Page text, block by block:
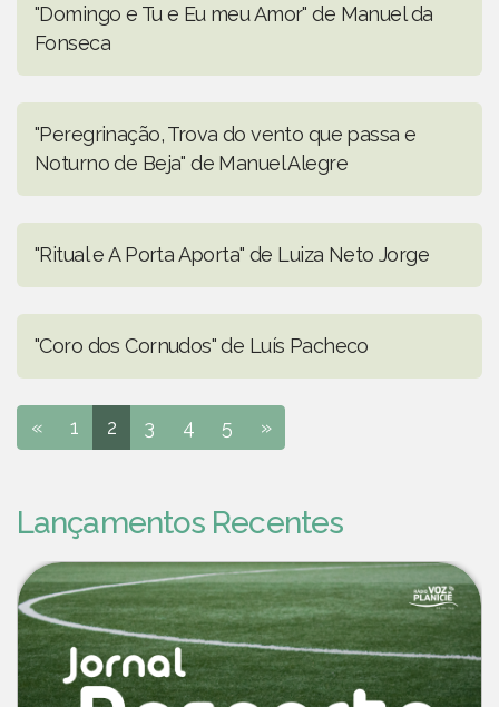
"Domingo e Tu e Eu meu Amor" de Manuel da
Fonseca
"Peregrinação, Trova do vento que passa e
Noturno de Beja" de Manuel Alegre
"Ritual e A Porta Aporta" de Luiza Neto Jorge
"Coro dos Cornudos" de Luís Pacheco
« 1 2 3 4 5 »
Lançamentos Recentes